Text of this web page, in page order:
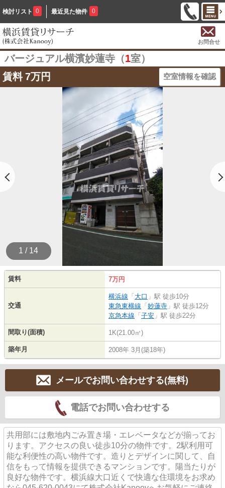
検討リスト 0 最近見た物件 0
お問合せ
バージュアル横濱妙蓮寺（1室）
賃料 7万円 空室情報を確認
1 / 14
賃料 7万円
交通
横浜線 「 大口 」駅 徒歩10分
東急東横線 「 妙蓮寺 」駅 徒歩12分
京急本線 「 子安 」駅 徒歩22分
間取り(面積) 1K(21.00㎡)
築年月 2008年 3月(築18年)
メールでお問い合わせする(無料)
電話でお問い合わせする
共用部には敷地内ごみ置き場・エレベータなどが揃ってお
ります。アクセスの良い徒歩10分の物件です。2駅利用可
能な利便性の高い物件です。造りとデザインに関して、自
信をもって情報を提供できるマンションです。陽当たりが
良好な物件です。横浜線大口近くで快適な住環境をお求め